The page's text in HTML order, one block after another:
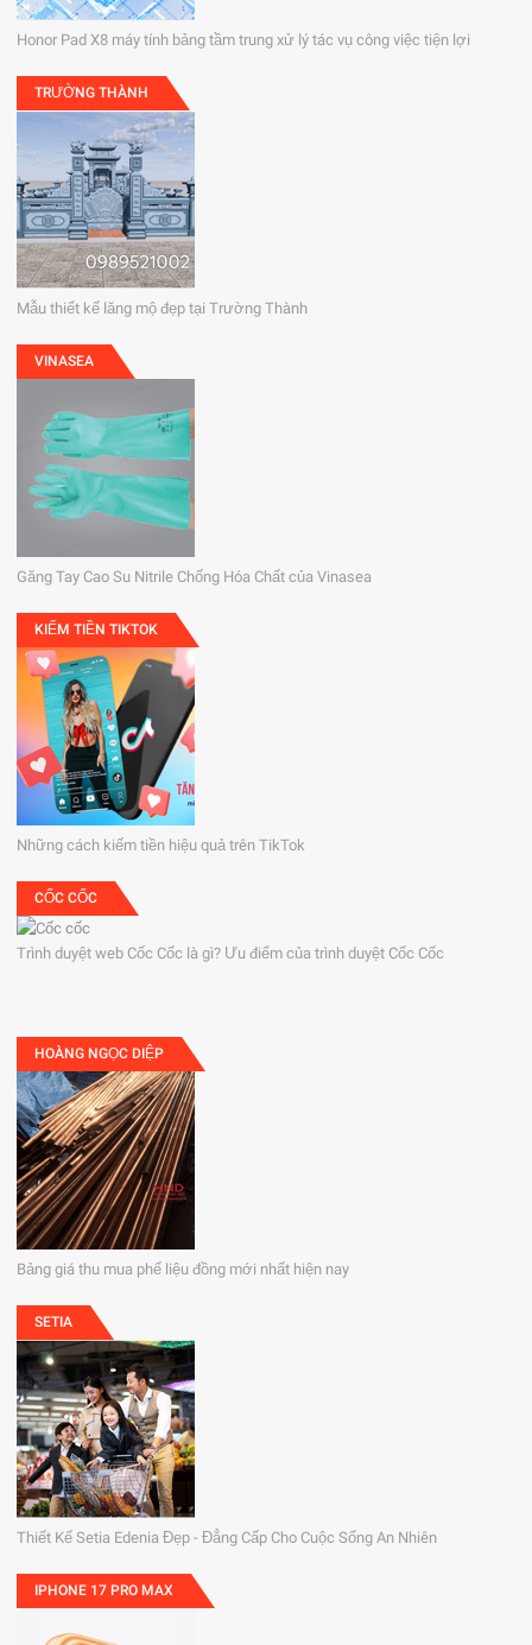
Honor Pad X8 máy tính bảng tầm trung xử lý tác vụ công việc tiện lợi
TRƯỜNG THÀNH
Mẫu thiết kế lăng mộ đẹp tại Trường Thành
VINASEA
Găng Tay Cao Su Nitrile Chống Hóa Chất của Vinasea
KIẾM TIỀN TIKTOK
Những cách kiếm tiền hiệu quả trên TikTok
CỐC CỐC
Trình duyệt web Cốc Cốc là gì? Ưu điểm của trình duyệt Cốc Cốc
HOÀNG NGỌC DIỆP
Bảng giá thu mua phế liệu đồng mới nhất hiện nay
SETIA
Thiết Kế Setia Edenia Đẹp - Đẳng Cấp Cho Cuộc Sống An Nhiên
IPHONE 17 PRO MAX